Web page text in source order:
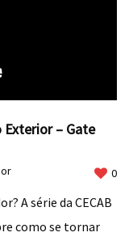
Exterior – Gate
0
A série da CECAB
como se tornar